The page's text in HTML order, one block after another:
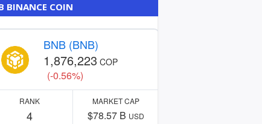
BINANCE COIN
BNB (BNB)
1,876,223 COP
(-0.56%)
RANK
4
MARKET CAP
$78.57 B USD